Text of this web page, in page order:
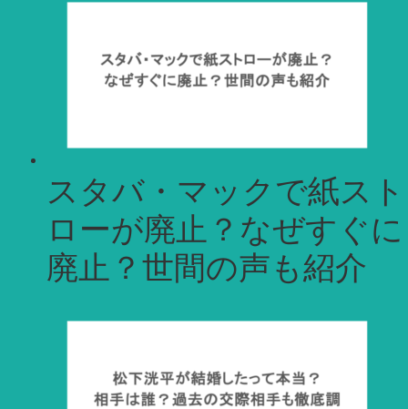
スタバ・マックで紙スト
ローが廃止？なぜすぐに
廃止？世間の声も紹介